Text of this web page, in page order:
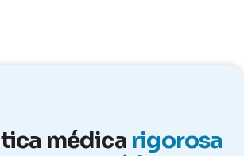
médica rigorosa